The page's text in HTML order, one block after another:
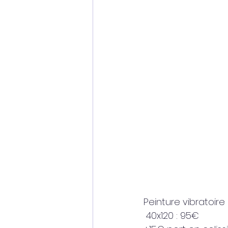
Peinture vibratoire
40x120 : 95€